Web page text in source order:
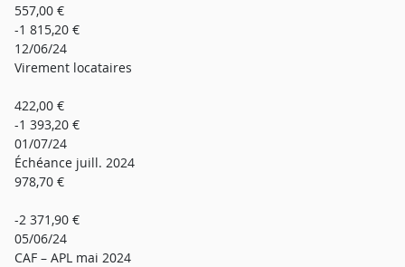
557,00 €
-1 815,20 €
12/06/24
Virement locataires
422,00 €
-1 393,20 €
01/07/24
Échéance juill. 2024
978,70 €
-2 371,90 €
05/06/24
CAF – APL mai 2024